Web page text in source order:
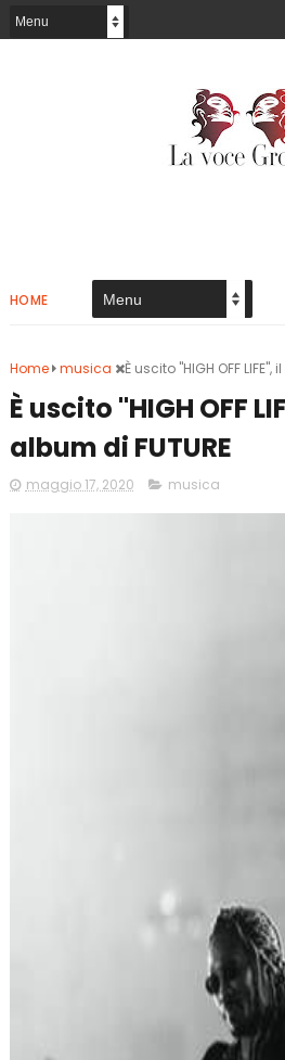
HOME
Home musica È uscito "HIGH OFF
È uscito "HIGH OFF
album di FUTURE
maggio 17, 2020 musica